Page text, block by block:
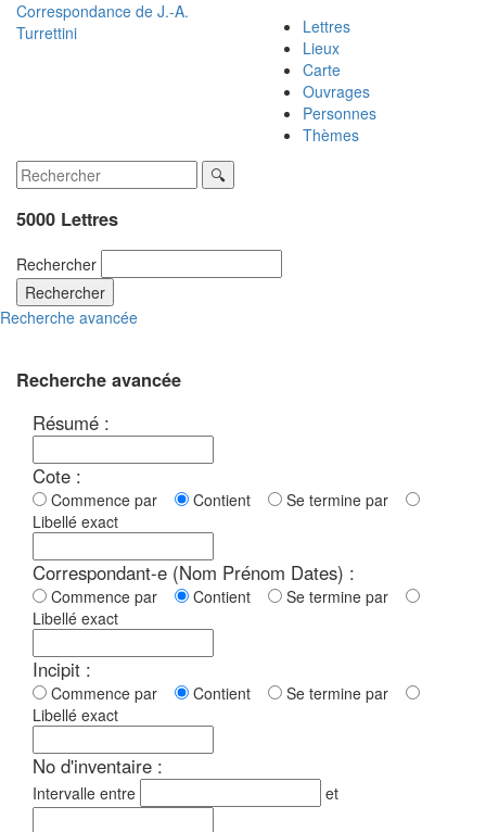
Correspondance de J.-A.
Turrettini
Lettres
Lieux
Carte
Ouvrages
Personnes
Thèmes
5000 Lettres
Rechercher
Rechercher
Recherche avancée
Recherche avancée
Résumé :
Cote :
Commence par Contient
Se termine par
Libellé exact
Correspondant-e (Nom Prénom Dates) :
Commence par Contient
Se termine par
Libellé exact
Incipit :
Commence par Contient
Se termine par
Libellé exact
No d'inventaire :
Intervalle entre et